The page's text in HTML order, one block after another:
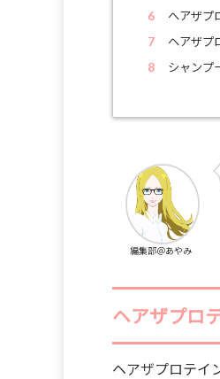
ヘアザプ
ヘアザプ
シャンプ
編集部＠あやみ
ヘアザプロ
ヘアザプロテイ